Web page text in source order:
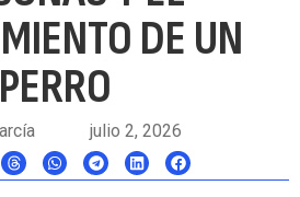
DE UN
PERRO
julio 2, 2026